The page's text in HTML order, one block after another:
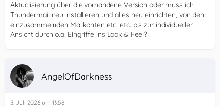
Aktualisierung über die vorhandene Version oder muss ich
Thundermail neu installieren und alles neu einrichten, von den
einzusammelnden Mailkonten etc. etc. bis zur individuellen
Ansicht durch o.a. Eingriffe ins Look & Feel?
AngelOfDarkness
3. Juli 2026 um 13:58